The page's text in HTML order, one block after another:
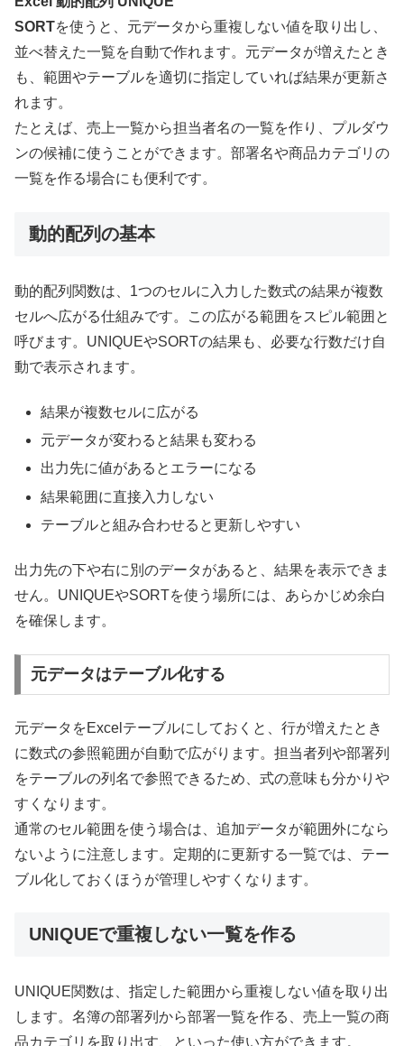
SORTを使うと、元データから重複しない値を取り出し、
並べ替えた一覧を自動で作れます。元データが増えたとき
も、範囲やテーブルを適切に指定していれば結果が更新さ
れます。
たとえば、売上一覧から担当者名の一覧を作り、プルダウ
ンの候補に使うことができます。部署名や商品カテゴリの
一覧を作る場合にも便利です。
動的配列の基本
動的配列関数は、1つのセルに入力した数式の結果が複数
セルへ広がる仕組みです。この広がる範囲をスピル範囲と
呼びます。UNIQUEやSORTの結果も、必要な行数だけ自
動で表示されます。
結果が複数セルに広がる
元データが変わると結果も変わる
出力先に値があるとエラーになる
結果範囲に直接入力しない
テーブルと組み合わせると更新しやすい
出力先の下や右に別のデータがあると、結果を表示できま
せん。UNIQUEやSORTを使う場所には、あらかじめ余白
を確保します。
元データはテーブル化する
元データをExcelテーブルにしておくと、行が増えたとき
に数式の参照範囲が自動で広がります。担当者列や部署列
をテーブルの列名で参照できるため、式の意味も分かりや
すくなります。
通常のセル範囲を使う場合は、追加データが範囲外になら
ないように注意します。定期的に更新する一覧では、テー
ブル化しておくほうが管理しやすくなります。
UNIQUEで重複しない一覧を作る
UNIQUE関数は、指定した範囲から重複しない値を取り出
します。名簿の部署列から部署一覧を作る、売上一覧の商
品カテゴリを取り出す、といった使い方ができます。